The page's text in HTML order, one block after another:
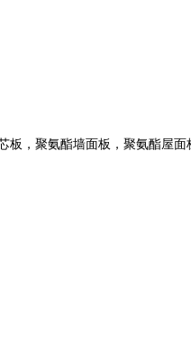
，聚氨酯墙面板，聚氨酯屋